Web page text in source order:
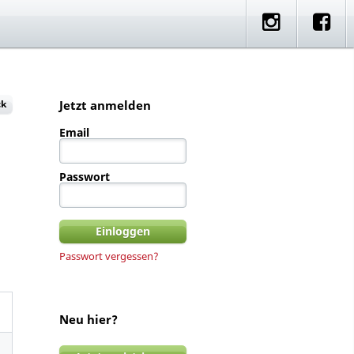
Jetzt anmelden
Email
Passwort
Passwort vergessen?
Neu hier?